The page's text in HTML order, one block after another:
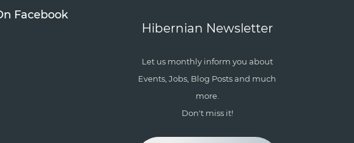
Facebook
Hibernian Newsletter
Let us monthly inform you about
Events, Jobs, Blog Posts and much
more.
Don't miss it!